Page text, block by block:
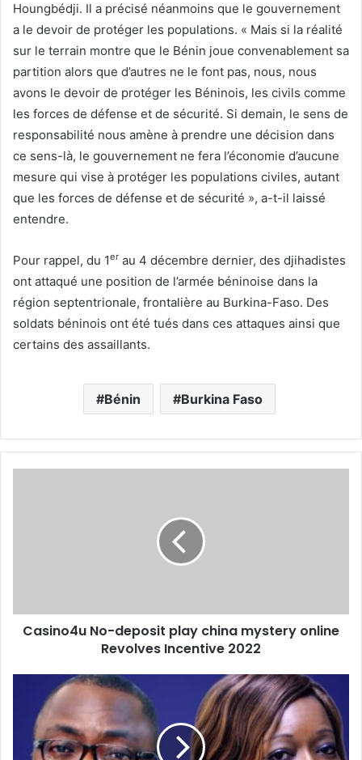
Houngbédji. Il a précisé néanmoins que le gouvernement
a le devoir de protéger les populations. « Mais si la réalité
sur le terrain montre que le Bénin joue convenablement sa
partition alors que d’autres ne le font pas, nous, nous
avons le devoir de protéger les Béninois, les civils comme
les forces de défense et de sécurité. Si demain, le sens de
responsabilité nous amène à prendre une décision dans
ce sens-là, le gouvernement ne fera l’économie d’aucune
mesure qui vise à protéger les populations civiles, autant
que les forces de défense et de sécurité », a-t-il laissé
entendre.
Pour rappel, du 1er au 4 décembre dernier, des djihadistes
ont attaqué une position de l’armée béninoise dans la
région septentrionale, frontalière au Burkina-Faso. Des
soldats béninois ont été tués dans ces attaques ainsi que
certains des assaillants.
Bénin Burkina Faso
Casino4u No-deposit play china mystery online
Revolves Incentive 2022